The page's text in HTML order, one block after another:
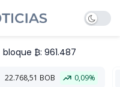
bloque ₿: 961.487
0,09% Aliado